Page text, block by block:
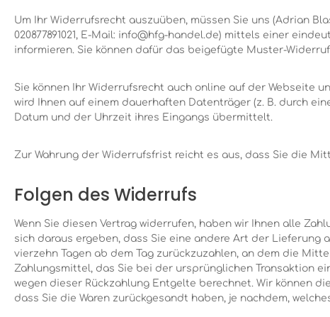
Um Ihr Widerrufsrecht auszuüben, müssen Sie uns (Adrian
020877891021, E-Mail: info@hfg-handel.de) mittels einer
informieren. Sie können dafür das beigefügte Muster-
Sie können Ihr Widerrufsrecht auch online auf der Webseite
wird Ihnen auf einem dauerhaften Datenträger (z. B. durch
Datum und der Uhrzeit ihres Eingangs übermittelt.
Zur Wahrung der Widerrufsfrist reicht es aus, dass Sie die
Folgen des Widerrufs
Wenn Sie diesen Vertrag widerrufen, haben wir Ihnen alle
sich daraus ergeben, dass Sie eine andere Art der
vierzehn Tagen ab dem Tag zurückzuzahlen, an dem die
Zahlungsmittel, das Sie bei der ursprünglichen Transaktion
wegen dieser Rückzahlung Entgelte berechnet. Wir können
dass Sie die Waren zurückgesandt haben, je nachdem,